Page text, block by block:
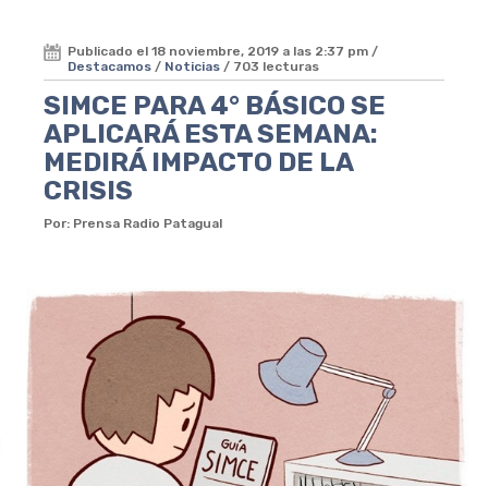
Publicado el 18 noviembre, 2019 a las 2:37 pm /
Destacamos / Noticias / 703 lecturas
SIMCE PARA 4° BÁSICO SE
APLICARÁ ESTA SEMANA:
MEDIRÁ IMPACTO DE LA
CRISIS
Por: Prensa Radio Patagual